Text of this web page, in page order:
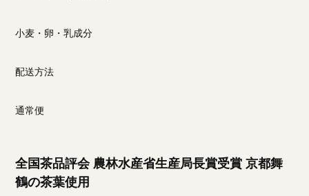
小麦・卵・乳成分
配送方法
通常便
全国茶品評会 農林水産省生産局長賞受賞 京都舞
鶴の茶葉使用